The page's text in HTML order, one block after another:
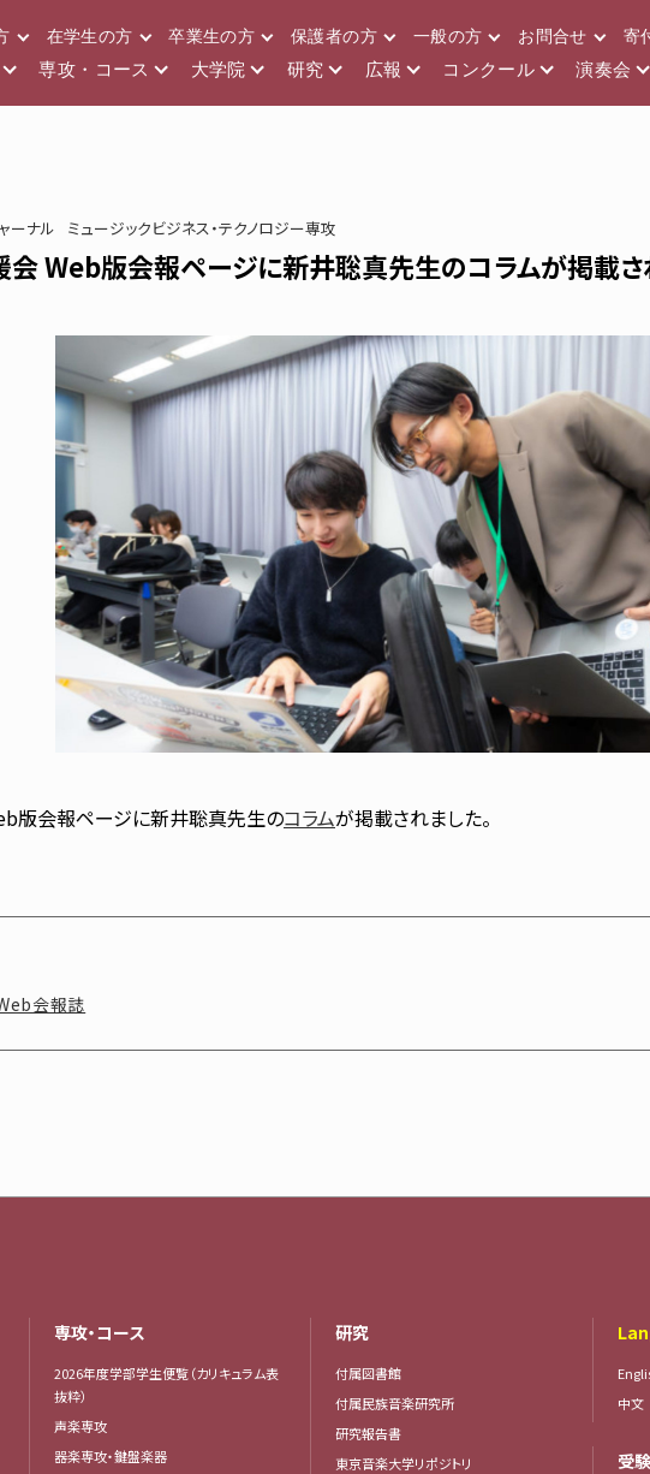
在学生の方 卒業生の方 保護者の方 一般の方 お問合せ 寄
専攻・コース 大学院 研究 広報 コンクール 演奏会
ーナル ミュージックビジネス・テクノロジー専攻
Web版会報ページに新井聡真先生のコラムが掲載さ
版会報ページに新井聡真先生のコラムが掲載されました。
会報誌
専攻・コース
2026年度学部学生便覧（カリキュラム表
抜粋）
声楽専攻
器楽専攻・鍵盤楽器
研究
付属図書館
付属民族音楽研究所
研究報告書
東京音楽大学リポジトリ
中文
受